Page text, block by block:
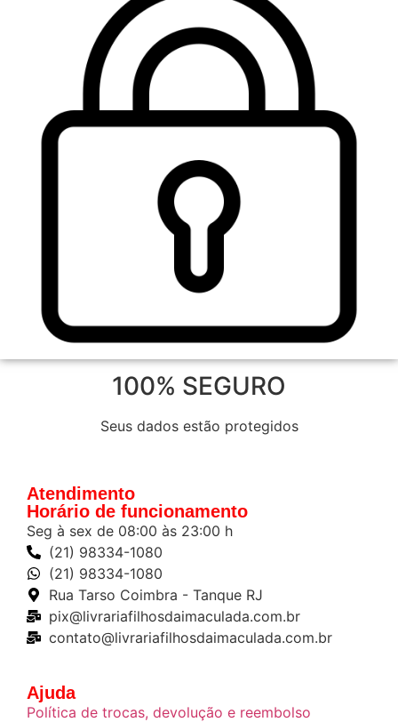
100% SEGURO
Seus dados estão protegidos
Atendimento
Horário de funcionamento
Seg à sex de 08:00 às 23:00 h
(21) 98334-1080
(21) 98334-1080
Rua Tarso Coimbra - Tanque RJ
pix@livrariafilhosdaimaculada.com.br
contato@livrariafilhosdaimaculada.com.br
Ajuda
Política de trocas, devolução e reembolso